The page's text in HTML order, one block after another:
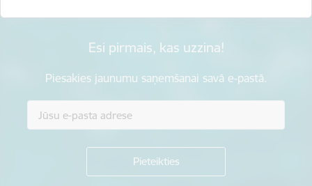
Esi pirmais, kas uzzina!
Piesakies jaunumu saņemšanai savā e-pastā.